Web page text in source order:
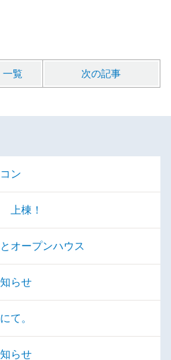
一覧 次の記事
ン
上棟！
オープンハウス
らせ
て。
らせ